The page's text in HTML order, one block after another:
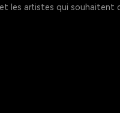
les artistes qui souhaitent